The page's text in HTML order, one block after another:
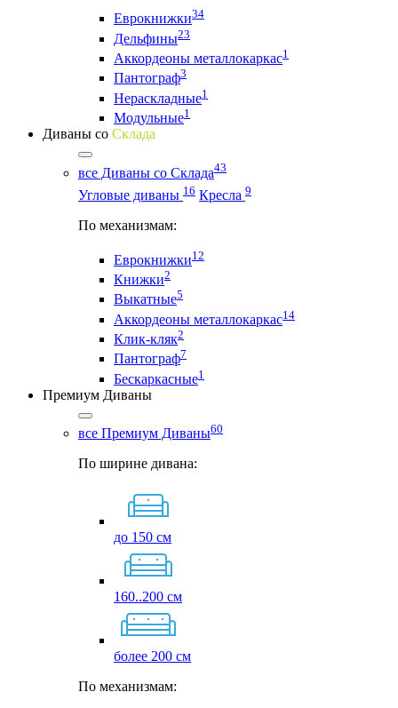
Еврокнижки34
Дельфины23
Аккордеоны металлокаркас1
Пантограф3
Нераскладные1
Модульные1
Диваны со Склада
все Диваны со Склада43
Угловые диваны 16 Кресла 9
По механизмам:
Еврокнижки12
Книжки2
Выкатные5
Аккордеоны металлокаркас14
Клик-кляк2
Пантограф7
Бескаркасные1
Премиум Диваны
все Премиум Диваны60
По ширине дивана:
до 150 см
160..200 см
более 200 см
По механизмам: